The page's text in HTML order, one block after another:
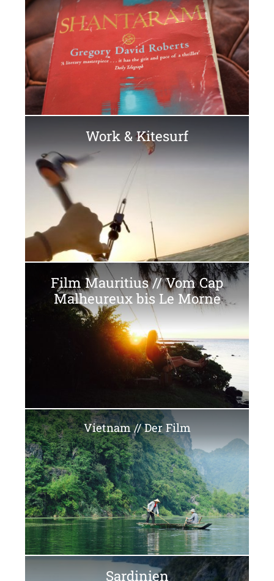
Work & Kitesurf
Film Mauritius // Vom Cap
Malheureux bis Le Morne
Vietnam // Der Film
Sardinien